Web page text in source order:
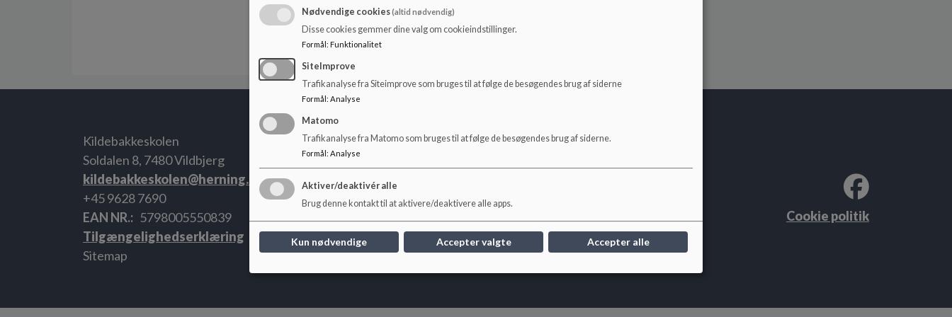
Dokumenter
Skolens samværsregler.pdf
Kildebakkeskolen
Soldalen 8, 7480 Vildbjerg
kildebakkeskolen@herning.dk
+45 9628 7690
EAN NR.
5798005550839
Tilgængelighedserklæring
Sitemap
Cookie politik
Nødvendige cookies(altid nødvendig)
Disse cookies gemmer dine valg om cookieindstillinger.
Formål : Funktionalitet
SiteImprove
Trafikanalyse fra Siteimprove som bruges til at følge de besøgendes brug af siderne
Formål : Analyse
Matomo
Trafikanalyse fra Matomo som bruges til at følge de besøgendes brug af siderne.
Formål: Analyse
Aktiver/deaktivér alle
Brug denne kontakt til at aktivere/deaktivere alle apps.
Kun nødvendige Accepter valgte Accepter alle